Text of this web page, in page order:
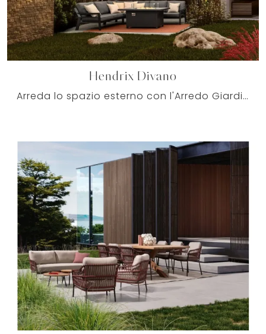
Hendrix Divano
Arreda lo spazio esterno con l'Arredo Giardino Bizzotto! Set e divani da giardino in metallo, come il modello Hendrix Divano, ti attendono!